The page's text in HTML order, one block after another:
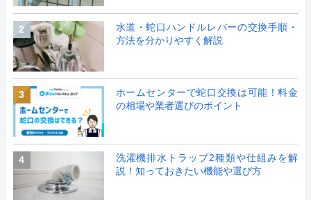
2
水道・蛇口ハンドルレバーの交換手順・
方法を分かりやすく解説
3
ホームセンターで蛇口交換は可能！料金
の相場や業者選びのポイント
4
洗濯機排水トラップ2種類や仕組みを解
説！知っておきたい機能や選び方